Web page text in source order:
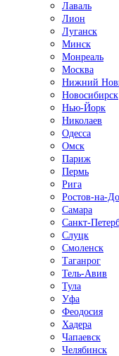
Лаваль
Лион
Луганск
Минск
Монреаль
Москва
Нижний
Новосибирск
Нью-Йорк
Николаев
Одесса
Омск
Париж
Пермь
Рига
Ростов-на-
Самара
Санкт-
Слуцк
Смоленск
Таганрог
Тель-Авив
Тула
Уфа
Феодосия
Хадера
Чапаевск
Челябинск